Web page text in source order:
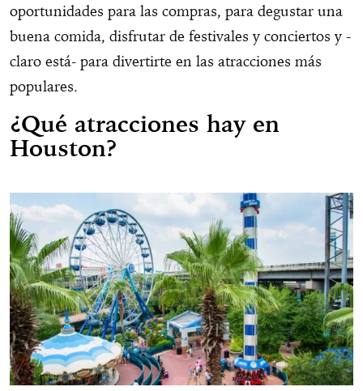
oportunidades para las compras, para degustar una
buena comida, disfrutar de festivales y conciertos y -
claro está- para divertirte en las atracciones más
populares.
¿Qué atracciones hay en
Houston?